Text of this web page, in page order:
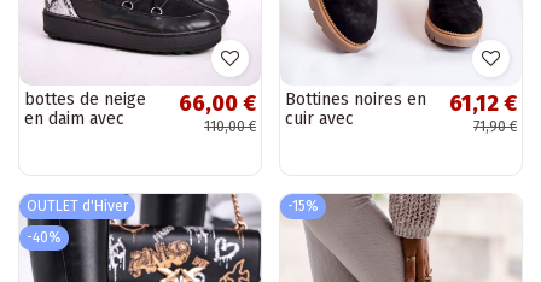
bottes de neige
en daim avec
66,00 €
110,00 €
Bottines noires en
cuir avec
61,12 €
71,90 €
OUTLET d'Hiver
-40%
-15%